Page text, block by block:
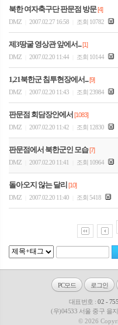
북한 여자축구단 판문점 방문[4]
DMZ
2007.02.27 16:58 조회 10782
제3땅굴 영상관 앞에서...[1]
DMZ
2007.02.20 11:44 조회 10144
1,21북한군 침투현장에서...[9]
DMZ
2007.02.20 11:43 조회 23984
판문점 회담장안에서 [1083]
DMZ
2007.02.20 11:42 조회 12830
판문점에서 북한군인 모습[7]
DMZ
2007.02.20 11:41 조회 10964
돌아오지 않는 달리 [10]
DMZ
2007.02.20 11:40 조회 5418
PC모드 로그인
대표번호 : 02 -
(우)04533 서울 중구 을
© 2026